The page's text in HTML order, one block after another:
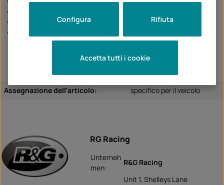
1 x pulire a umido e a secco
Assegnazione dell'articolo: specifico per il veicolo
RG Racing
Unterneh
men:
R&G Racing
Unit 1, Shelleys Lane
Rifiuta
Configura
Accetta tutti i cookie